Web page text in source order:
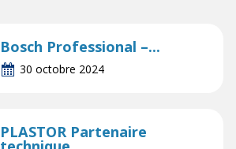
Bosch Professional –...
30 octobre 2024
PLASTOR Partenaire